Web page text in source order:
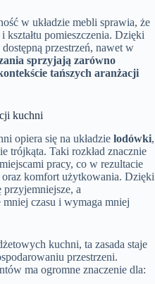
w układzie mebli sprawia, że
pomieszczenia. Dzięki
przestrzeń, nawet w
sprzyjają zarówno
tańszych aranżacji
kuchni
opiera się na układzie lodówki,
trójkąta. Taki rozkład znacznie
pracy, co w rezultacie
oraz komfort użytkowania. Dzięki
a
czasu i wymaga mniej
kuchni, ta zasada staje
przestrzeni.
ma ogromne znaczenie dla: